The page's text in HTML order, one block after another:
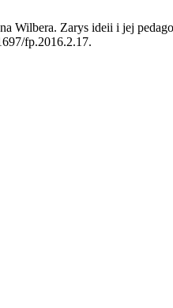
Wilbera. Zarys ideii i jej
fp.2016.2.17.